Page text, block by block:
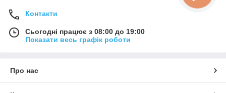
Контакти
Сьогодні працює з 08:00 до 19:00
Показати весь графік роботи
Про нас